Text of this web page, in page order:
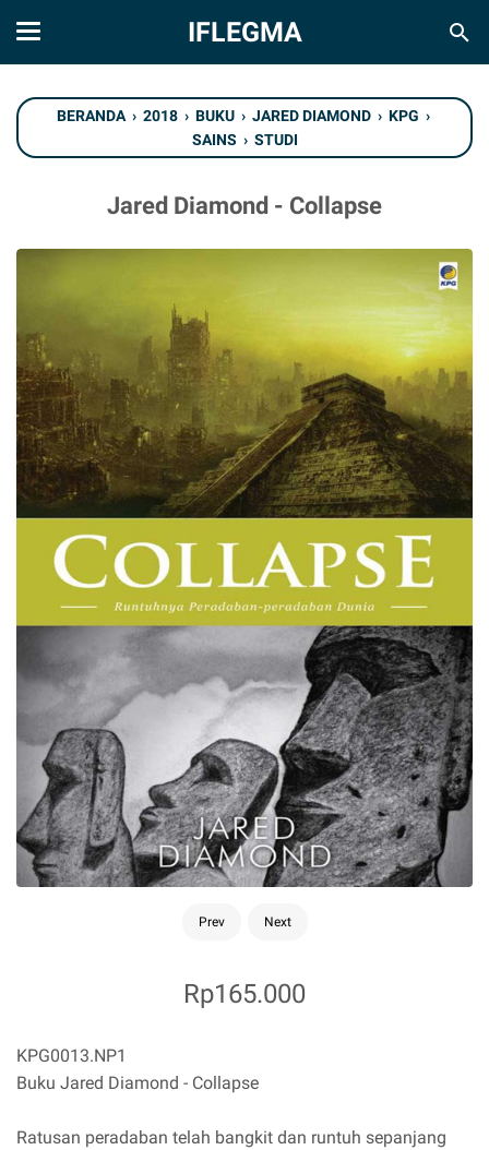
IFLEGMA
BERANDA › 2018 › BUKU › JARED DIAMOND › KPG ›
SAINS › STUDI
Jared Diamond - Collapse
Prev Next
Rp165.000
KPG0013.NP1
Buku Jared Diamond - Collapse
Ratusan peradaban telah bangkit dan runtuh sepanjang